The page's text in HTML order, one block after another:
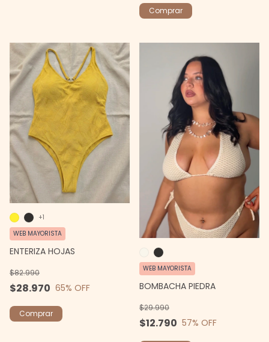
Comprar
ENTERIZA HOJAS
$28.970
$82.990
65% OFF
WEB MAYORISTA
+1
Comprar
BOMBACHA PIEDRA
$12.790
$29.990
57% OFF
WEB MAYORISTA